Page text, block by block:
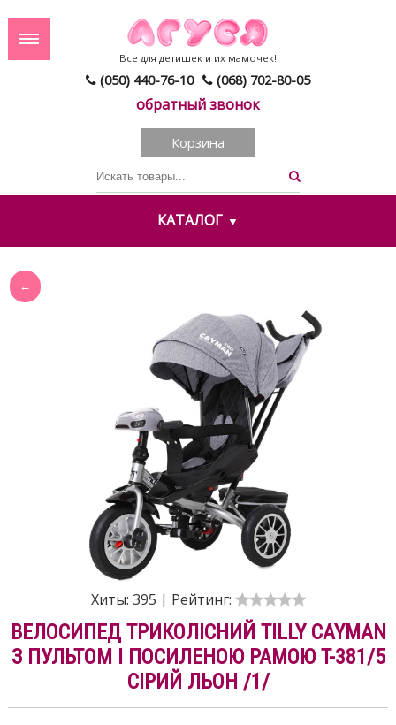
(050) 440-76-10 (068) 702-80-05
обратный звонок
Все для детишек и их мамочек!
Корзина
КАТАЛОГ
Хиты: 395 | Рейтинг:
ВЕЛОСИПЕД ТРИКОЛІСНИЙ TILLY CAYMAN
З ПУЛЬТОМ І ПОСИЛЕНОЮ РАМОЮ T-381/5
СІРИЙ ЛЬОН /1/